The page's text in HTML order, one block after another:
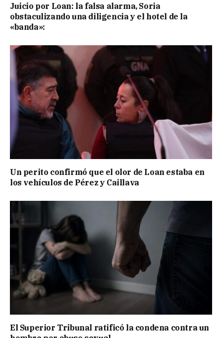
Juicio por Loan: la falsa alarma, Soria
obstaculizando una diligencia y el hotel de la
«banda»:
Un perito confirmó que el olor de Loan estaba en
los vehículos de Pérez y Caillava
El Superior Tribunal ratificó la condena contra un